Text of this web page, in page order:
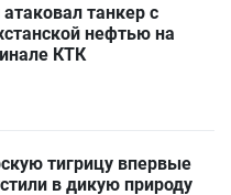
танкер с
нефтью на
КТК
тигрицу впервые
в дикую природу